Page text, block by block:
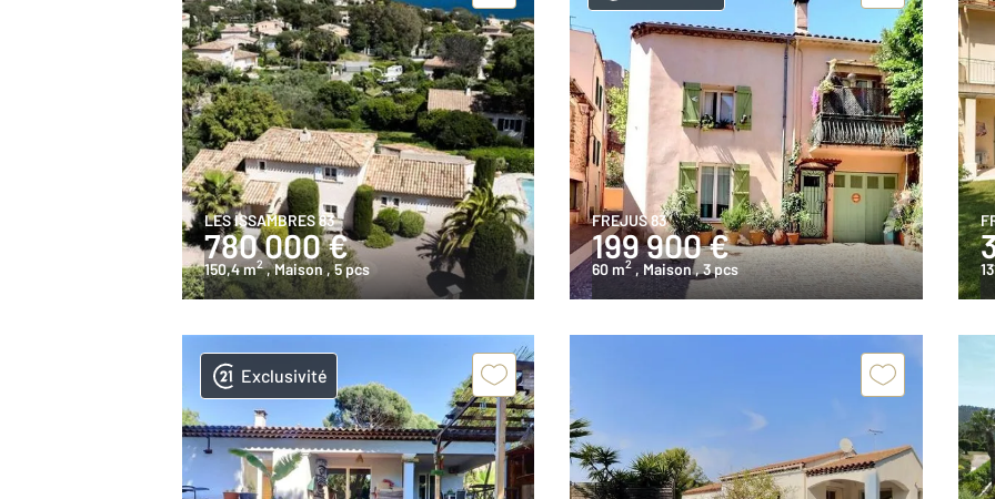
LES ISSAMBRES 83
780 000 €
150,4 m2 , Maison, 5 pcs
FREJUS 83
199 900 €
60 m2 , Maison , 3 pcs
Exclusivité